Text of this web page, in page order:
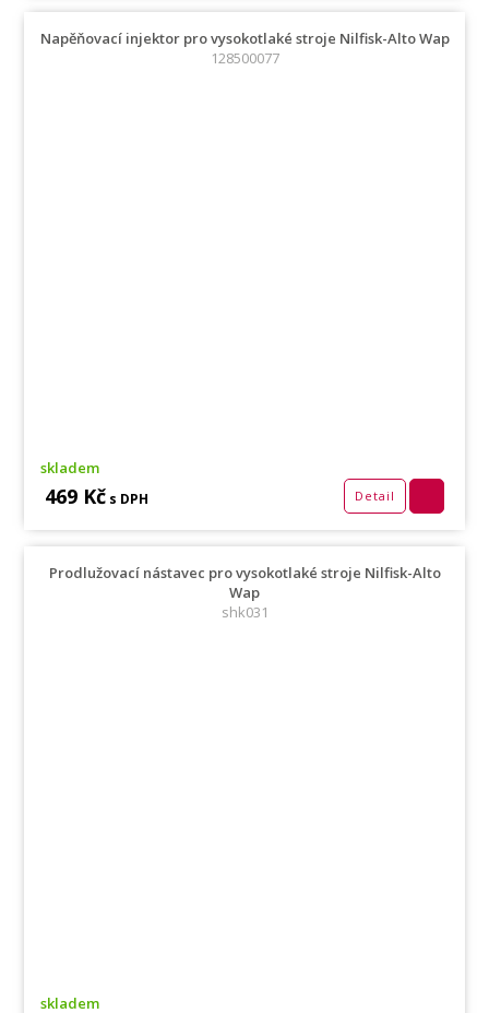
Napěňovací injektor pro vysokotlaké stroje Nilfisk-Alto Wap
128500077
skladem
469 Kč s DPH Detail
Prodlužovací nástavec pro vysokotlaké stroje Nilfisk-Alto
Wap
shk031
skladem